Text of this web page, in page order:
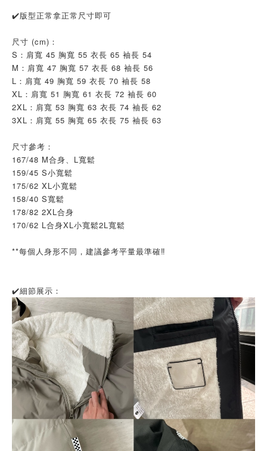
✔️版型正常拿正常尺寸即可
尺寸 (cm)：
S：肩寬 45 胸寬 55 衣長 65 袖長 54
M：肩寬 47 胸寬 57 衣長 68 袖長 56
L：肩寬 49 胸寬 59 衣長 70 袖長 58
XL：肩寬 51 胸寬 61 衣長 72 袖長 60
2XL：肩寬 53 胸寬 63 衣長 74 袖長 62
3XL：肩寬 55 胸寬 65 衣長 75 袖長 63
尺寸參考：
167/48 M合身、L寬鬆
159/45 S小寬鬆
175/62 XL小寬鬆
158/40 S寬鬆
178/82 2XL合身
170/62 L合身XL小寬鬆2L寬鬆
**每個人身形不同，建議參考平量最準確‼️
✔️細節展示：